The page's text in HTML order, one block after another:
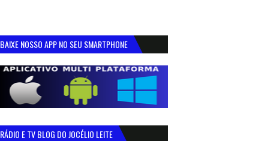
BAIXE NOSSO APP NO SEU SMARTPHONE
RÁDIO E TV BLOG DO JOCÉLIO LEITE